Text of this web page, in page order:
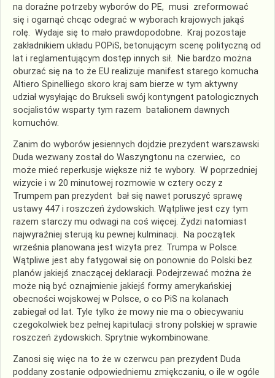
na doraźne potrzeby wyborów do PE, musi zreformować
się i ogarnąć chcąc odegrać w wyborach krajowych jakąś
rolę. Wydaje się to mało prawdopodobne. Kraj pozostaje
zakładnikiem układu POPiS, betonującym scenę polityczną od
lat i reglamentującym dostęp innych sił. Nie bardzo można
oburzać się na to że EU realizuje manifest starego komucha
Altiero Spinelliego skoro kraj sam bierze w tym aktywny
udział wysyłając do Brukseli swój kontyngent patologicznych
socjalistów wsparty tym razem batalionem dawnych
komuchów.
Zanim do wyborów jesiennych dojdzie prezydent warszawski
Duda wezwany został do Waszyngtonu na czerwiec, co
może mieć reperkusje większe niż te wybory. W poprzedniej
wizycie i w 20 minutowej rozmowie w cztery oczy z
Trumpem pan prezydent bał się nawet poruszyć sprawę
ustawy 447 i roszczeń żydowskich. Wątpliwe jest czy tym
razem starczy mu odwagi na coś więcej. Żydzi natomiast
najwyraźniej sterują ku pewnej kulminacji. Na początek
września planowana jest wizyta prez. Trumpa w Polsce.
Wątpliwe jest aby fatygował się on ponownie do Polski bez
planów jakiejś znaczącej deklaracji. Podejrzewać można że
może nią być oznajmienie jakiejś formy amerykańskiej
obecności wojskowej w Polsce, o co PiS na kolanach
zabiegał od lat. Tyle tylko że mowy nie ma o obiecywaniu
czegokolwiek bez pełnej kapitulacji strony polskiej w sprawie
roszczeń żydowskich. Sprytnie wykombinowane.
Zanosi się więc na to że w czerwcu pan prezydent Duda
poddany zostanie odpowiedniemu zmiękczaniu, o ile w ogóle